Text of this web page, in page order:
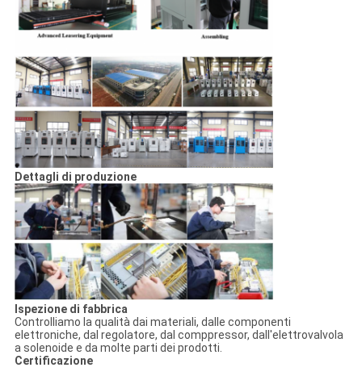
Dettagli di produzione
Ispezione di fabbrica
Controlliamo la qualità dai materiali, dalle componenti
elettroniche, dal regolatore, dal comppressor, dall'elettrovalvola
a solenoide e da molte parti dei prodotti.
Certificazione